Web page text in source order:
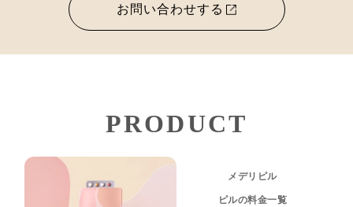
お問い合わせする
PRODUCT
メデリピル
ピルの料金一覧